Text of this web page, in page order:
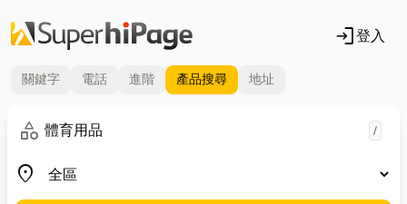
login登入
關鍵字 電話 進階 產品搜尋 地址
category
關鍵字 /
place
地區